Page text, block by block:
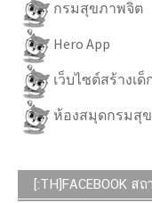
กรมสุขภาพจิต
Hero App
เว็บไซต์สร้างเด็
ห้องสมุดกรมสุ
[:TH]FACEBOOK สถ